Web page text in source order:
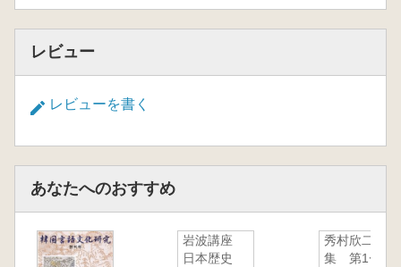
レビュー
レビューを書く
あなたへのおすすめ
岩波講座
日本歴史
秀村欣二選
集 第1〜5